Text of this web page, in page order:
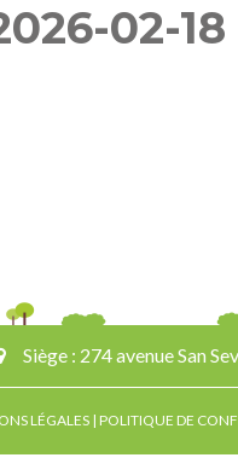
02-18
Siège : 274 avenue San
LÉGALES| POLITIQUE DE